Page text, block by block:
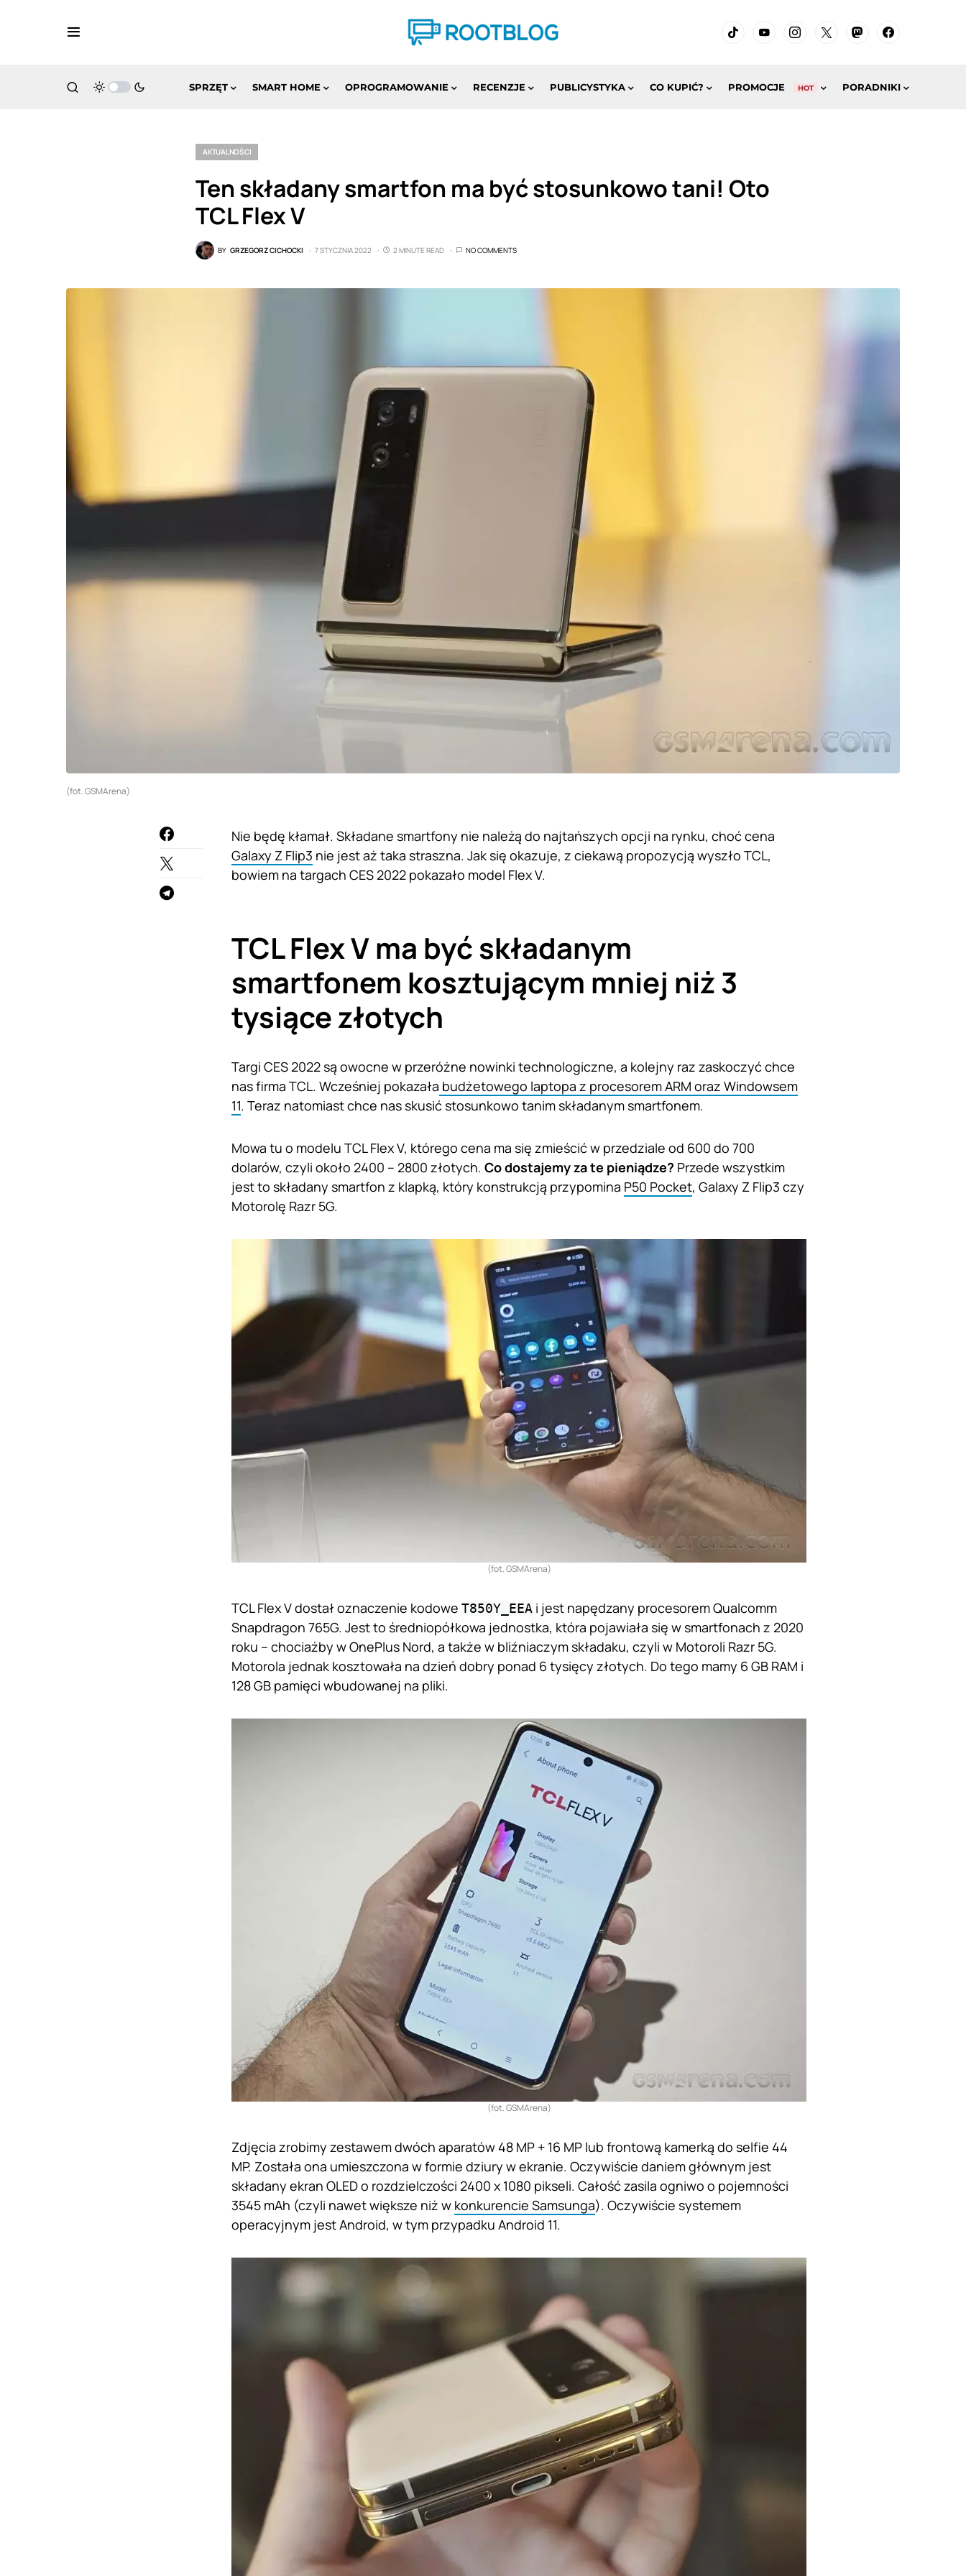
SPRZĘT SMART HOME OPROGRAMOWANIE RECENZJE PUBLICYSTYKA CO KUPIĆ? PROMOCJE HOT PORADNIKI
AKTUALNOŚCI
Ten składany smartfon ma być stosunkowo tani! Oto
TCL Flex V
BY GRZEGORZ CICHOCKI 7 STYCZNIA 2022 2 MINUTE READ NO COMMENTS
(fot. GSMArena)
Nie będę kłamał. Składane smartfony nie należą do najtańszych opcji na rynku, choć cena
Galaxy Z Flip3 nie jest aż taka straszna. Jak się okazuje, z ciekawą propozycją wyszło TCL,
bowiem na targach CES 2022 pokazało model Flex V.
TCL Flex V ma być składanym
smartfonem kosztującym mniej niż 3
tysiące złotych
Targi CES 2022 są owocne w przeróżne nowinki technologiczne, a kolejny raz zaskoczyć chce
nas firma TCL. Wcześniej pokazała budżetowego laptopa z procesorem ARM oraz Windowsem
11. Teraz natomiast chce nas skusić stosunkowo tanim składanym smartfonem.
Mowa tu o modelu TCL Flex V, którego cena ma się zmieścić w przedziale od 600 do 700
dolarów, czyli około 2400 – 2800 złotych. Co dostajemy za te pieniądze? Przede wszystkim
jest to składany smartfon z klapką, który konstrukcją przypomina P50 Pocket, Galaxy Z Flip3 czy
Motorolę Razr 5G.
(fot. GSMArena)
TCL Flex V dostał oznaczenie kodowe T850Y_EEA i jest napędzany procesorem Qualcomm
Snapdragon 765G. Jest to średniopółkowa jednostka, która pojawiała się w smartfonach z 2020
roku – chociażby w OnePlus Nord, a także w bliźniaczym składaku, czyli w Motoroli Razr 5G.
Motorola jednak kosztowała na dzień dobry ponad 6 tysięcy złotych. Do tego mamy 6 GB RAM i
128 GB pamięci wbudowanej na pliki.
(fot. GSMArena)
Zdjęcia zrobimy zestawem dwóch aparatów 48 MP + 16 MP lub frontową kamerką do selfie 44
MP. Została ona umieszczona w formie dziury w ekranie. Oczywiście daniem głównym jest
składany ekran OLED o rozdzielczości 2400 x 1080 pikseli. Całość zasila ogniwo o pojemności
3545 mAh (czyli nawet większe niż w konkurencie Samsunga). Oczywiście systemem
operacyjnym jest Android, w tym przypadku Android 11.